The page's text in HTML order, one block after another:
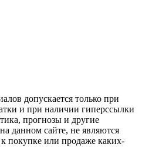
допускается только при
и при наличии гиперссылки
прогнозы и другие
данном сайте, не являются
покупке или продаже каких-